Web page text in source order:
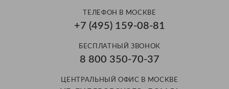
ТЕЛЕФОН В МОСКВЕ
+7 (495) 159-08-81
БЕСПЛАТНЫЙ ЗВОНОК
8 800 350-70-37
ЦЕНТРАЛЬНЫЙ ОФИС В МОСКВЕ